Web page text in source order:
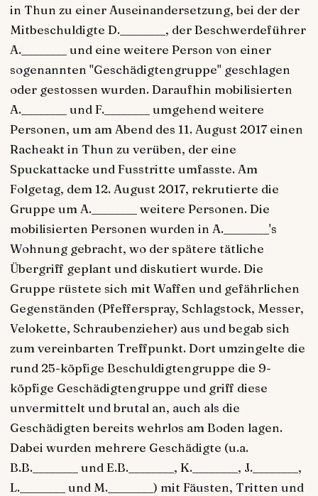
in Thun zu einer Auseinandersetzung, bei der der
Mitbeschuldigte D.________, der Beschwerdeführer
A.________ und eine weitere Person von einer
sogenannten "Geschädigtengruppe" geschlagen
oder gestossen wurden. Daraufhin mobilisierten
A.________ und F.________ umgehend weitere
Personen, um am Abend des 11. August 2017 einen
Racheakt in Thun zu verüben, der eine
Spuckattacke und Fusstritte umfasste. Am
Folgetag, dem 12. August 2017, rekrutierte die
Gruppe um A.________ weitere Personen. Die
mobilisierten Personen wurden in A.________'s
Wohnung gebracht, wo der spätere tätliche
Übergriff geplant und diskutiert wurde. Die
Gruppe rüstete sich mit Waffen und gefährlichen
Gegenständen (Pfefferspray, Schlagstock, Messer,
Velokette, Schraubenzieher) aus und begab sich
zum vereinbarten Treffpunkt. Dort umzingelte die
rund 25-köpfige Beschuldigtengruppe die 9-
köpfige Geschädigtengruppe und griff diese
unvermittelt und brutal an, auch als die
Geschädigten bereits wehrlos am Boden lagen.
Dabei wurden mehrere Geschädigte (u.a.
B.B.________ und E.B.________, K.________, J.________,
L.________ und M.________) mit Fäusten, Tritten und